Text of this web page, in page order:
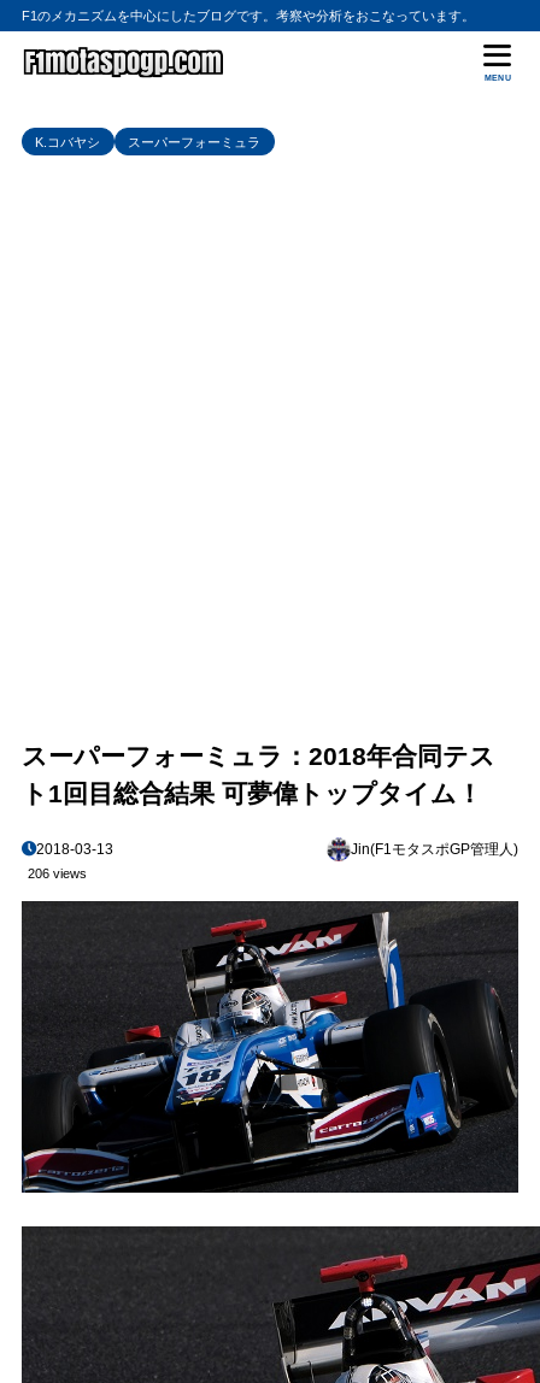
F1のメカニズムを中心にしたブログです。考察や分析をおこなっています。
MENU
K.コバヤシ スーパーフォーミュラ
スーパーフォーミュラ：2018年合同テス
ト1回目総合結果 可夢偉トップタイム！
2018-03-13 Jin(F1モタスポGP管理人)
206 views